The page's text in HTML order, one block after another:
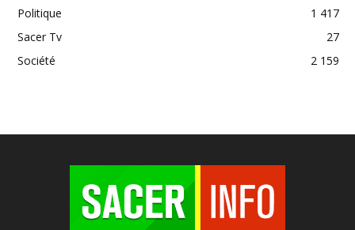
Politique
1 417
Sacer Tv
27
Société
2 159